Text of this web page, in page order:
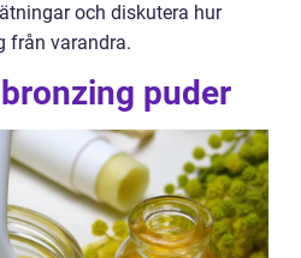
och diskutera hur
från varandra.
puder